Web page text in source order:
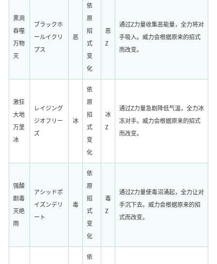
黑洞
吞噬
万物
灭
ブラックホ
ールイクリ
プス
恶
依
原
招
式
变
化
恶
Z
通过Z力量收集恶能量，全力将对
手吸入。威力会根据原来的招式
而改变。
激狂
大地
万里
冰
レイジング
ジオフリー
ズ
冰
依
原
招
式
变
化
冰
Z
通过Z力量急剧降低气温，全力冰
冻对手。威力会根据原来的招式
而改变。
强酸
剧毒
灭绝
雨
アシッドポ
イズンデリ
ート
毒
依
原
招
式
变
化
毒
Z
通过Z力量使毒沼涌起，全力让对
手沉下去。威力会根据原来的招
式而改变。
依